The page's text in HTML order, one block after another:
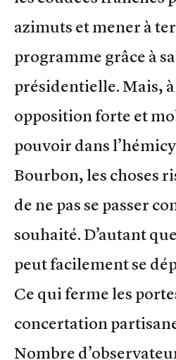
azimuts et mener à
programme grâce à
présidentielle. Mais,
opposition forte et
pouvoir dans
Bourbon, les choses
de ne pas se passer
souhaité. D’autant
peut facilement se
Ce qui ferme les
concertation
Nombre